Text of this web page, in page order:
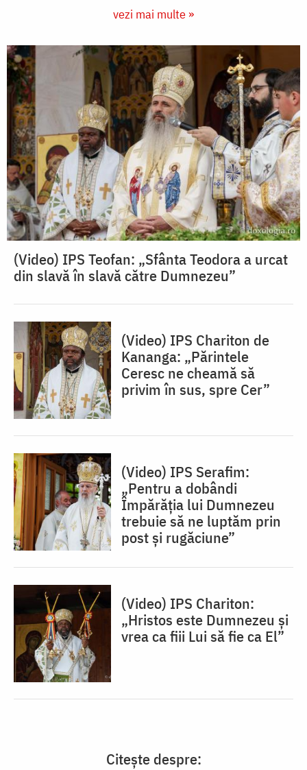
vezi mai multe »
(Video) IPS Teofan: „Sfânta Teodora a urcat
din slavă în slavă către Dumnezeu”
(Video) IPS Chariton de
Kananga: „Părintele
Ceresc ne cheamă să
privim în sus, spre Cer”
(Video) IPS Serafim:
„Pentru a dobândi
Împărăția lui Dumnezeu
trebuie să ne luptăm prin
post și rugăciune”
(Video) IPS Chariton:
„Hristos este Dumnezeu și
vrea ca fiii Lui să fie ca El”
Citește despre: